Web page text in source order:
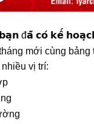
đ𝗮̃ 𝗰𝗼́ 𝗸𝗲̂́
mới cùng
vị trí: